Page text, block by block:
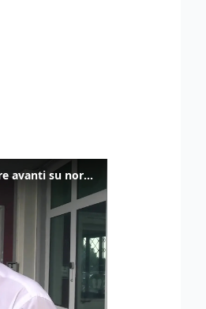
Salvini: "Roggero chiede di andare avanti su norma anti-risarcimenti"